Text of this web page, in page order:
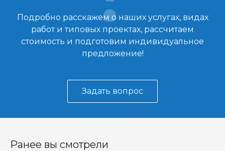
Подробно расскажем о наших услугах, видах
работ и типовых проектах, рассчитаем
стоимость и подготовим индивидуальное
предложение!
Задать вопрос
Ранее вы смотрели